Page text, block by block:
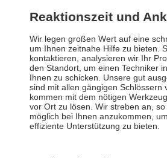
Reaktionszeit und
Wir legen großen Wert auf eine
um Ihnen zeitnahe Hilfe zu bieten.
kontaktieren, analysieren wir Ihr
den Standort, um einen Techniker
Ihnen zu schicken. Unsere gut
sind mit allen gängigen Schlössern
kommen mit dem nötigen
vor Ort zu lösen. Wir streben an,
möglich bei Ihnen anzukommen,
effiziente Unterstützung zu bieten.